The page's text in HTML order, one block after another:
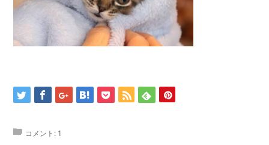
コメント: 1